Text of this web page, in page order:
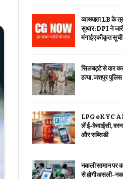
व्याख्याता LB के
सुधार: DPI ने
मंगाई एकीकृत सूची
सिलबट्टे से वार
हत्या, जशपुर
LPG eKYC
लें ई-केवाईसी,
और सब्सिडी
नकली सामान पर
से होगी असली-